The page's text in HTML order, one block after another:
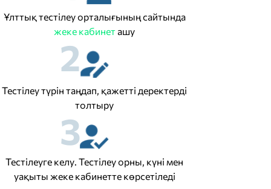
Ұлттық тестілеу орталығының сайтында
жеке кабинет ашу
2
Тестілеу түрін таңдап, қажетті деректерді
толтыру
3
Тестілеуге келу. Тестілеу орны, күні мен
уақыты жеке кабинетте көрсетіледі